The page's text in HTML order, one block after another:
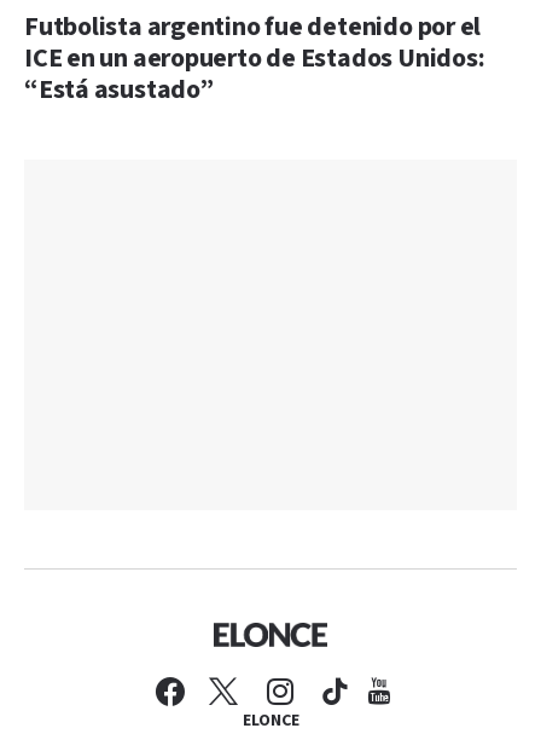
Futbolista argentino fue detenido por el
ICE en un aeropuerto de Estados Unidos:
“Está asustado”
ELONCE